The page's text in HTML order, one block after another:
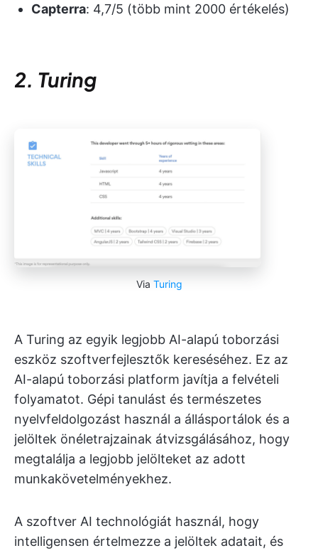
Capterra: 4,7/5 (több mint 2000 értékelés)
2. Turing
Via Turing
A Turing az egyik legjobb AI-alapú toborzási
eszköz szoftverfejlesztők kereséséhez. Ez az
AI-alapú toborzási platform javítja a felvételi
folyamatot. Gépi tanulást és természetes
nyelvfeldolgozást használ a állásportálok és a
jelöltek önéletrajzainak átvizsgálásához, hogy
megtalálja a legjobb jelölteket az adott
munkakövetelményekhez.
A szoftver AI technológiát használ, hogy
intelligensen értelmezze a jelöltek adatait, és